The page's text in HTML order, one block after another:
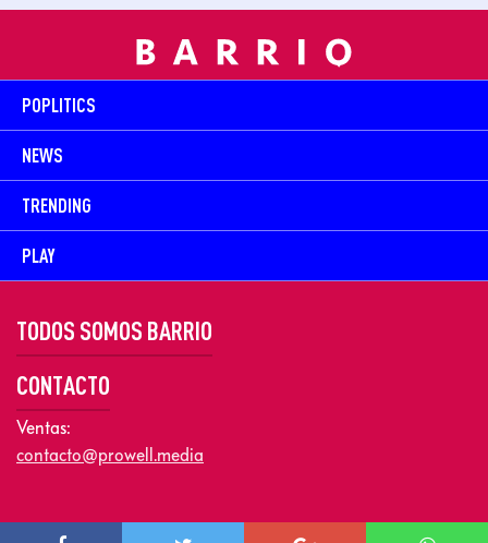
POPLITICS
NEWS
TRENDING
PLAY
TODOS SOMOS BARRIO
CONTACTO
Ventas:
contacto@prowell.media